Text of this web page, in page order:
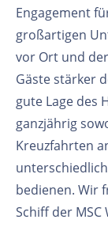
Engagement
großartigen
vor Ort und
Gäste stärker
gute Lage des
ganzjährig
Kreuzfahrten
bedienen. Wir
Schiff der MSC